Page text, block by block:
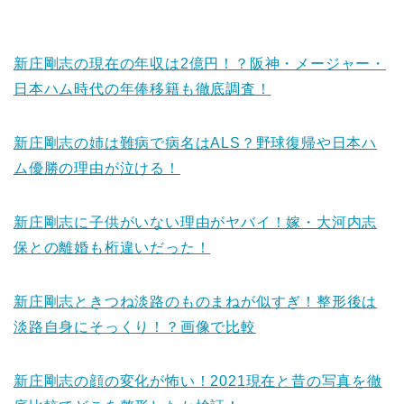
新庄剛志の現在の年収は2億円！？阪神・メージャー・
日本ハム時代の年俸移籍も徹底調査！
新庄剛志の姉は難病で病名はALS？野球復帰や日本ハ
ム優勝の理由が泣ける！
新庄剛志に子供がいない理由がヤバイ！嫁・大河内志
保との離婚も桁違いだった！
新庄剛志ときつね淡路のものまねが似すぎ！整形後は
淡路自身にそっくり！？画像で比較
新庄剛志の顔の変化が怖い！2021現在と昔の写真を徹